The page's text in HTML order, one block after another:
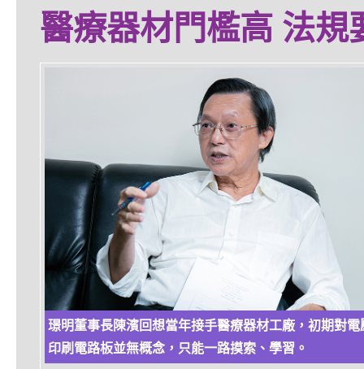
醫療器材門檻高 法規
璟明董事長陳濱回想當年接手醫療器材工廠，初期對電
印刷電路板並無概念，只能一路摸索、學習。